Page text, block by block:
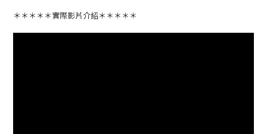
＊＊＊＊＊實際影片介紹＊＊＊＊＊